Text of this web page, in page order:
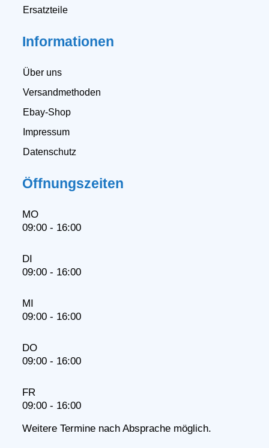
Ersatzteile
Informationen
Über uns
Versandmethoden
Ebay-Shop
Impressum
Datenschutz
Öffnungszeiten
MO
09:00 - 16:00
DI
09:00 - 16:00
MI
09:00 - 16:00
DO
09:00 - 16:00
FR
09:00 - 16:00
Weitere Termine nach Absprache möglich.